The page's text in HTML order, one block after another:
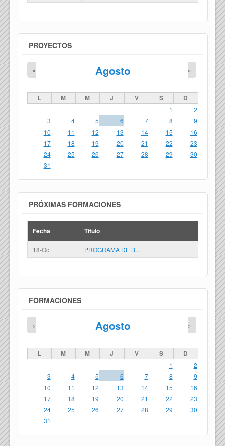
PROYECTOS
Agosto
« »
L M M J V S D
1
2
3
4 5 6 7 8
9
10
11 12 13 14 15
16
17
18 19 20 21 22
23
24
25 26 27 28 29
30
31
PRÓXIMAS FORMACIONES
Fecha Titulo
18-Oct PROGRAMA DE B...
FORMACIONES
Agosto
« »
L M M J V S D
1
2
3
4 5 6 7 8
9
10
11 12 13 14 15
16
17
18 19 20 21 22
23
24
25 26 27 28 29
30
31